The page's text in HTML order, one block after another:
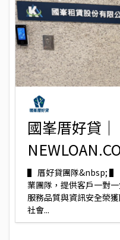
國峯厝好貸｜
▌ 厝好貸團隊&nbsp; ▌
業團隊，提供客戶一對
服務品質與資訊安全榮
社會...